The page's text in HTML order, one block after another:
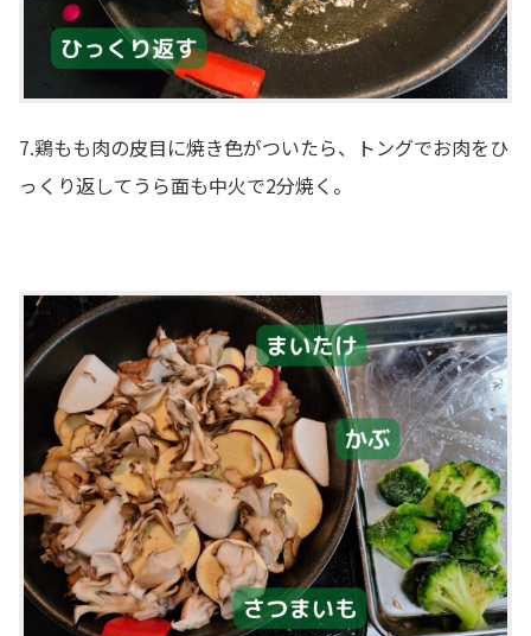
7.鶏もも肉の皮目に焼き色がついたら、トングでお肉をひ
っくり返してうら面も中火で2分焼く。